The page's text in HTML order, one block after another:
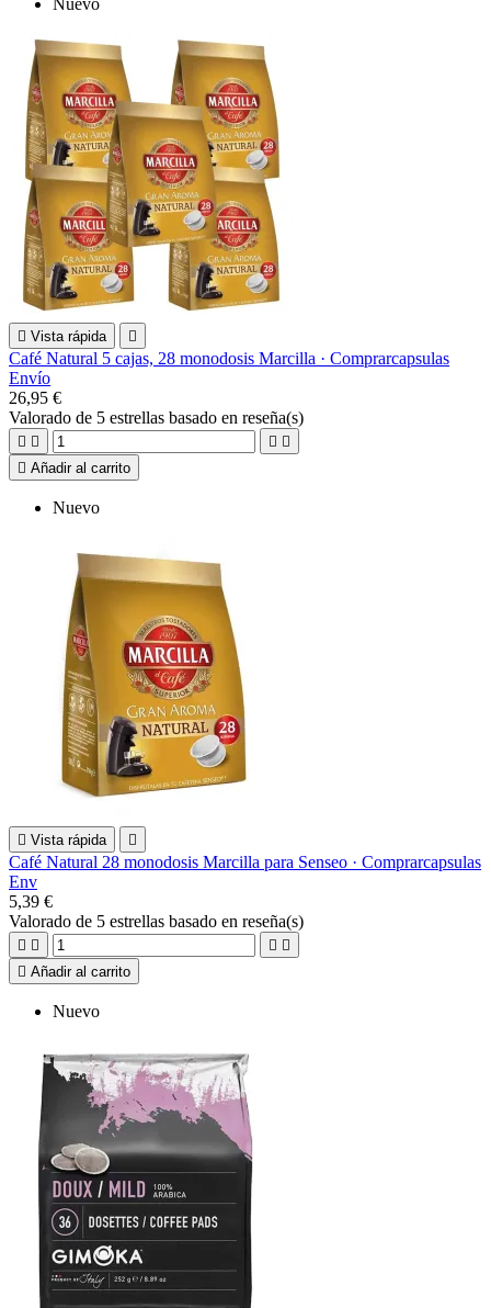
 Vista rápida 
Café Natural 5 cajas, 28 monodosis Marcilla · Comprarcapsulas
Envío
26,95 €
Valorado de 5 estrellas basado en reseña(s)
   
 Añadir al carrito
Nuevo
 Vista rápida 
Café Natural 28 monodosis Marcilla para Senseo · Comprarcapsulas
Env
5,39 €
Valorado de 5 estrellas basado en reseña(s)
   
 Añadir al carrito
Nuevo